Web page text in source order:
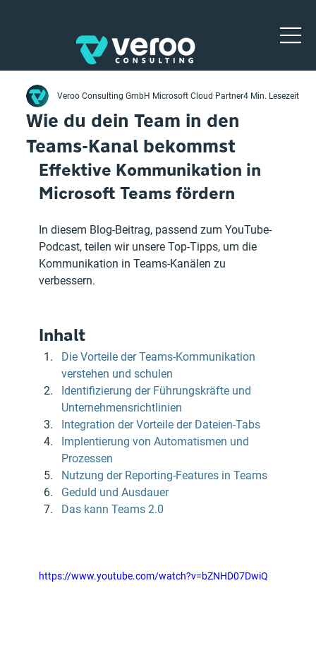
Wie du dein Team in den
Teams-Kanal bekommst
Veroo Consulting GmbH Microsoft Cloud Partner4 Min. Lesezeit
Effektive Kommunikation in
Microsoft Teams fördern
In diesem Blog-Beitrag, passend zum YouTube-
Podcast, teilen wir unsere Top-Tipps, um die
Kommunikation in Teams-Kanälen zu
verbessern.
Inhalt
Die Vorteile der Teams-Kommunikation
verstehen und schulen
Identifizierung der Führungskräfte und
Unternehmensrichtlinien
Integration der Vorteile der Dateien-Tabs
Implentierung von Automatismen und
Prozessen
Nutzung der Reporting-Features in Teams
Geduld und Ausdauer
Das kann Teams 2.0
https://www.youtube.com/watch?v=bZNHD07DwiQ